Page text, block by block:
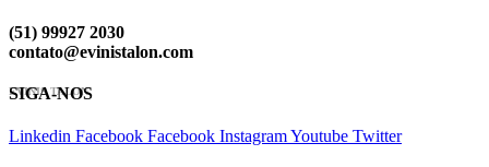
(51) 99927 2030
contato@evinistalon.com
EVINIS TALON
SIGA-NOS
Linkedin Facebook Facebook InstagramYoutube Twitter